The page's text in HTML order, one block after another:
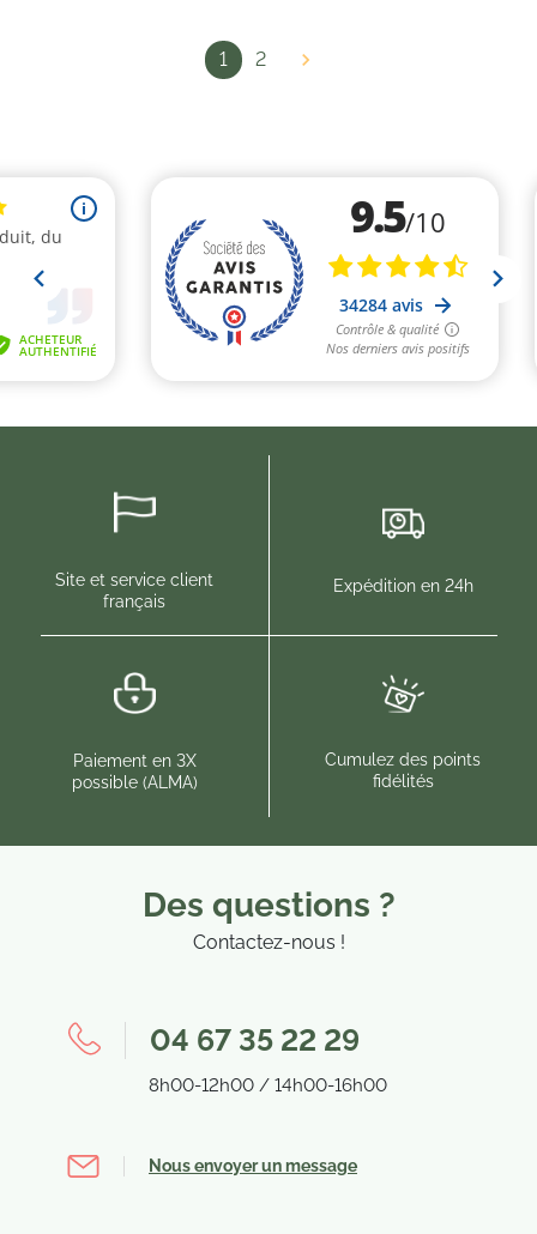
1 2 
Site et service client
français
Expédition en 24h
Paiement en 3X
possible (ALMA)
Cumulez des points
fidélités
Des questions ?
Contactez-nous !
04 67 35 22 29
8h00-12h00 / 14h00-16h00
Nous envoyer un message